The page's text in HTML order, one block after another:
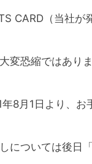
CARD（当社が
変恐縮ではあり
8月1日より、お
については後日